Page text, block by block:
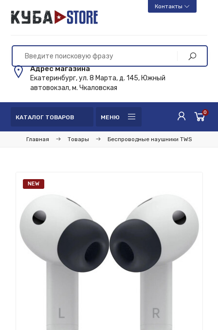
Контакты
Адрес магазина
Екатеринбург, ул. 8 Марта, д. 145, Южный
автовокзал, м. Чкаловская
КАТАЛОГ ТОВАРОВ МЕНЮ
0
Главная Товары Беспроводные наушники TWS
NEW